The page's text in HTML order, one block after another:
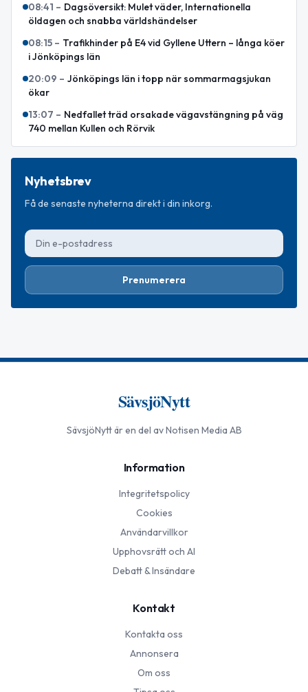
08:41 – Dagsöversikt: Mulet väder, Internationella
öldagen och snabba världshändelser
08:15 – Trafikhinder på E4 vid Gyllene Uttern – långa köer
i Jönköpings län
20:09 – Jönköpings län i topp när sommarmagsjukan
ökar
13:07 – Nedfallet träd orsakade vägavstängning på väg
740 mellan Kullen och Rörvik
Nyhetsbrev
Få de senaste nyheterna direkt i din inkorg.
Prenumerera
SävsjöNytt
SävsjöNyttär en del av Notisen Media AB
Information
Integritetspolicy
Cookies
Användarvillkor
Upphovsrätt och AI
Debatt & Insändare
Kontakt
Kontakta oss
Annonsera
Om oss